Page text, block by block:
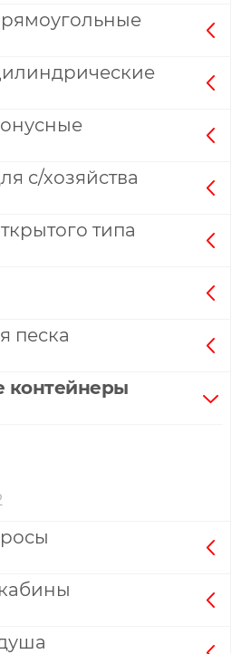
с/хозяйства
типа
песка
контейнеры